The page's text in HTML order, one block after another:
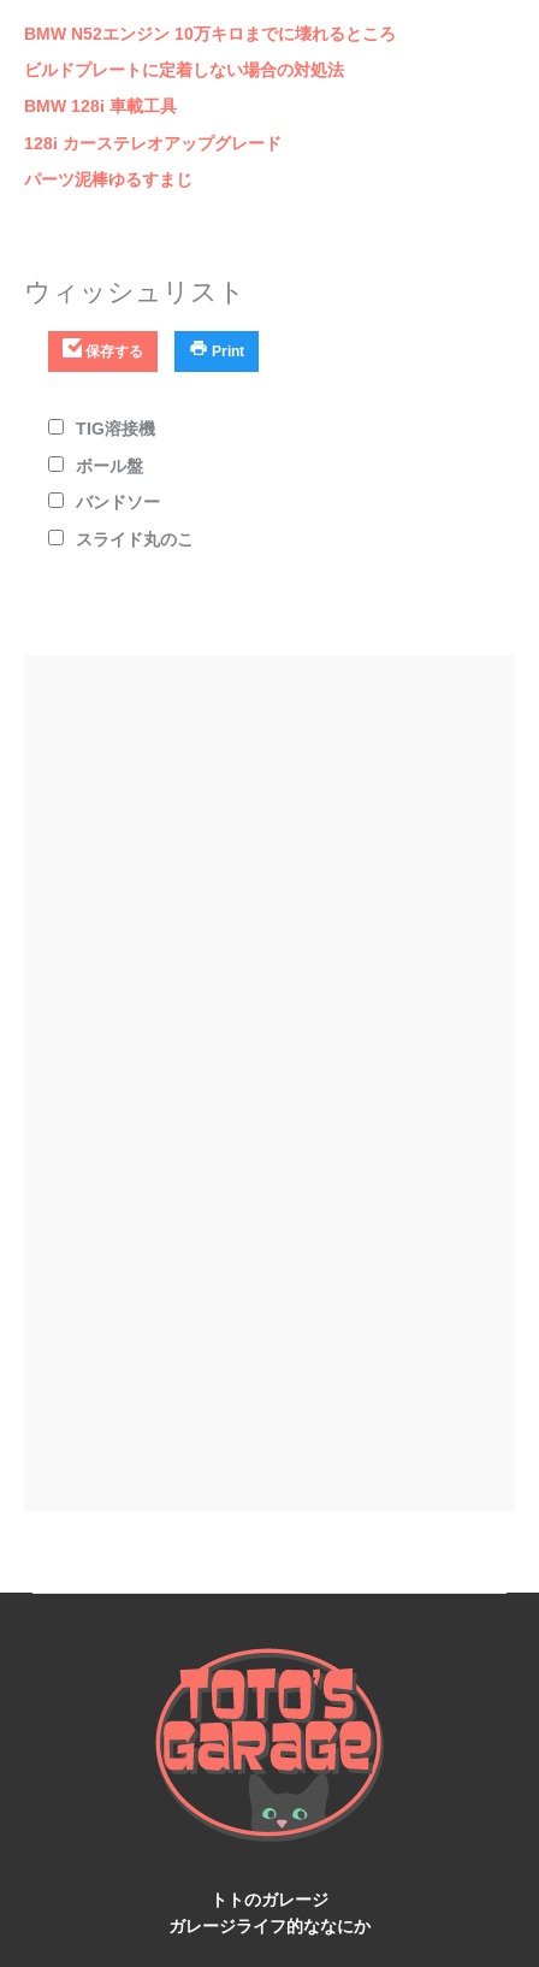
BMW N52エンジン 10万キロまでに壊れるところ
ビルドプレートに定着しない場合の対処法
BMW 128i 車載工具
128i カーステレオアップグレード
パーツ泥棒ゆるすまじ
ウィッシュリスト
保存する Print
TIG溶接機
ボール盤
バンドソー
スライド丸のこ
トトのガレージ
ガレージライフ的ななにか